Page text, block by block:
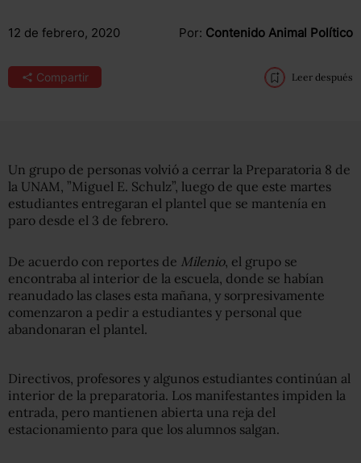
12 de febrero, 2020 Por: Contenido Animal Político
Compartir Leer después
Un grupo de personas volvió a cerrar la Preparatoria 8 de
la UNAM, ”Miguel E. Schulz”, luego de que este martes
estudiantes entregaran el plantel que se mantenía en
paro desde el 3 de febrero.
De acuerdo con reportes de Milenio, el grupo se
encontraba al interior de la escuela, donde se habían
reanudado las clases esta mañana, y sorpresivamente
comenzaron a pedir a estudiantes y personal que
abandonaran el plantel.
Directivos, profesores y algunos estudiantes continúan al
interior de la preparatoria. Los manifestantes impiden la
entrada, pero mantienen abierta una reja del
estacionamiento para que los alumnos salgan.